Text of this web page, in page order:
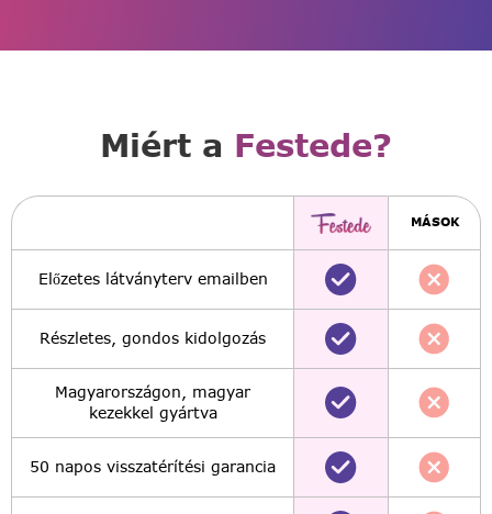
Miért a Festede?
MÁSOK
Előzetes látványterv emailben
Részletes, gondos kidolgozás
Magyarországon, magyar
kezekkel gyártva
50 napos visszatérítési garancia